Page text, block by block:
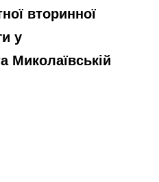
вторинної
у
Миколаївській